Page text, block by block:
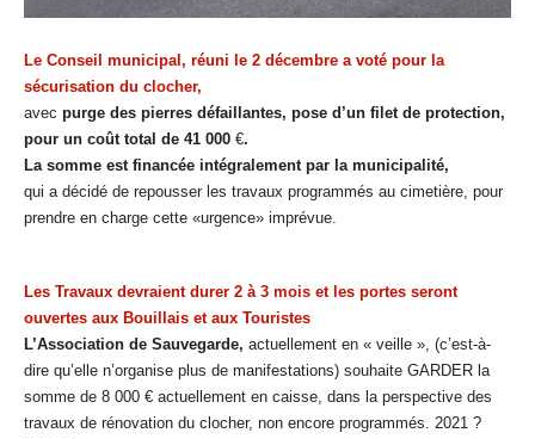
Le Conseil municipal, réuni le 2 décembre a voté pour la
sécurisation du clocher,
avec purge des pierres défaillantes, pose d’un filet de protection,
pour un coût total de 41 000 €.
La somme est financée intégralement par la municipalité,
qui a décidé de repousser les travaux programmés au cimetière, pour
prendre en charge cette «urgence» imprévue.
Les Travaux devraient durer 2 à 3 mois et les portes seront
ouvertes aux Bouillais et aux Touristes
L’Association de Sauvegarde, actuellement en « veille », (c’est-à-
dire qu’elle n’organise plus de manifestations) souhaite GARDER la
somme de 8 000 € actuellement en caisse, dans la perspective des
travaux de rénovation du clocher, non encore programmés. 2021 ?